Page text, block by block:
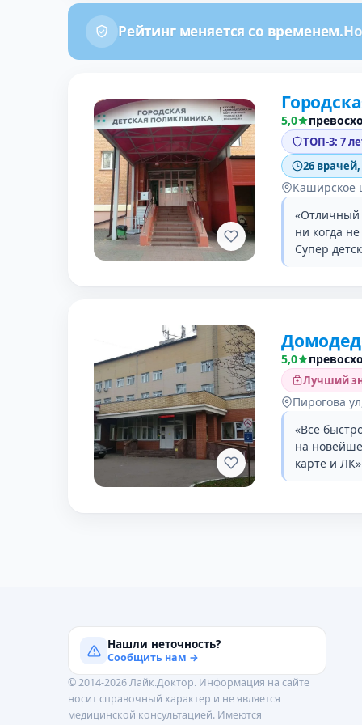
Рейтинг меняется со временем.
5,0
ТОП-3: 7
26
Каширское
«Отличный
ни когда
Супер
5,0
Лучший
Пирогова
«Все
на
карте и ЛК»
Нашли неточность?
Сообщить нам →
© 2014-2026 Лайк.Доктор. Информация на сайте
носит справочный характер и не является
медицинской консультацией. Имеются